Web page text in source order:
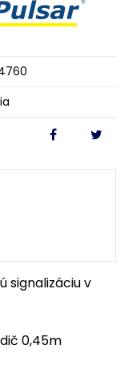
signalizáciu v
0,45m